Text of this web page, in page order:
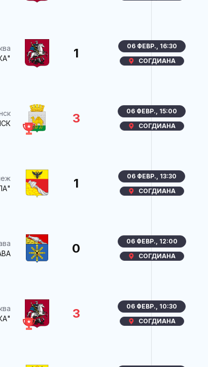
1
06 ФЕВР., 16:30
СОГДИАНА
3
06 ФЕВР., 15:00
СОГДИАНА
1
06 ФЕВР., 13:30
СОГДИАНА
0
06 ФЕВР., 12:00
СОГДИАНА
3
06 ФЕВР., 10:30
СОГДИАНА